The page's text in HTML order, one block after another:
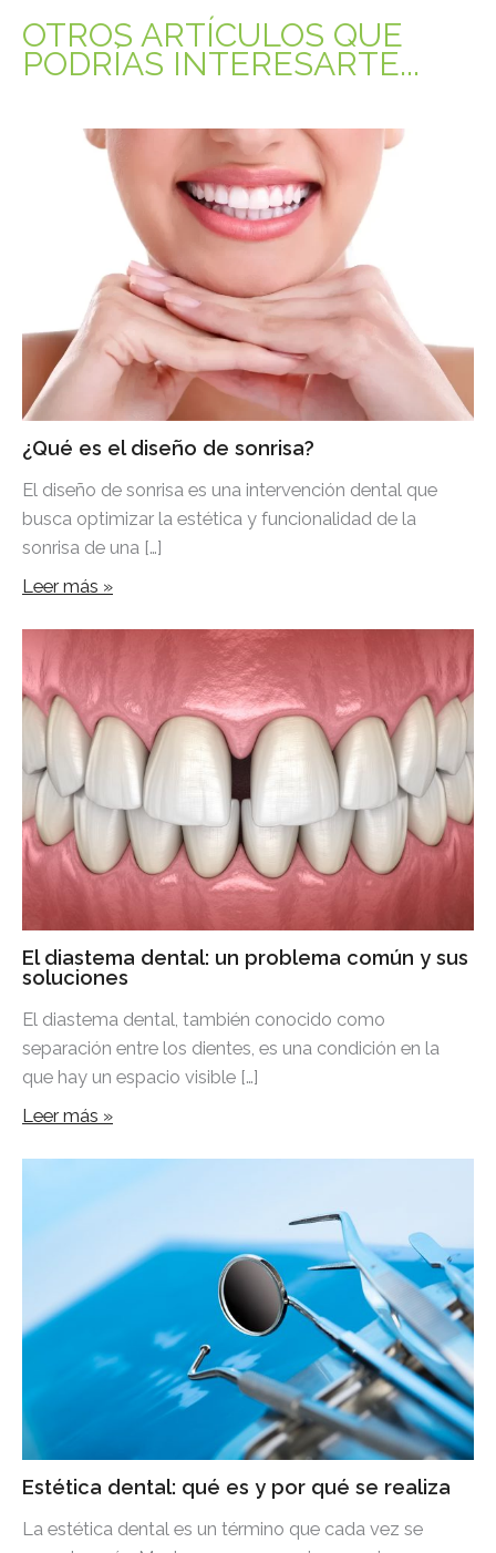
OTROS ARTÍCULOS QUE
PODRÍAS INTERESARTE...
¿Qué es el diseño de sonrisa?
El diseño de sonrisa es una intervención dental que
busca optimizar la estética y funcionalidad de la
sonrisa de una […]
Leer más »
El diastema dental: un problema común y sus
soluciones
El diastema dental, también conocido como
separación entre los dientes, es una condición en la
que hay un espacio visible […]
Leer más »
Estética dental: qué es y por qué se realiza
La estética dental es un término que cada vez se